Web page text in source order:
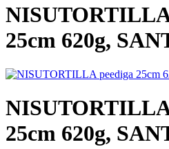
25cm 620g,
25cm 620g,